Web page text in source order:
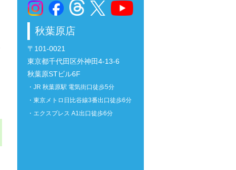
秋葉原店
〒101-0021
東京都千代田区外神田4-13-6
秋葉原STビル6F
・JR 秋葉原駅 電気街口徒歩5分
・東京メトロ日比谷線3番出口徒歩6分
・エクスプレス A1出口徒歩6分